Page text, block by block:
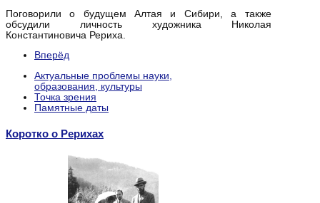
Поговорили о будущем Алтая и Сибири, а также
обсудили личность художника Николая
Константиновича Рериха.
Вперёд
Актуальные проблемы науки,
образования, культуры
Точка зрения
Памятные даты
Коротко о Рерихах